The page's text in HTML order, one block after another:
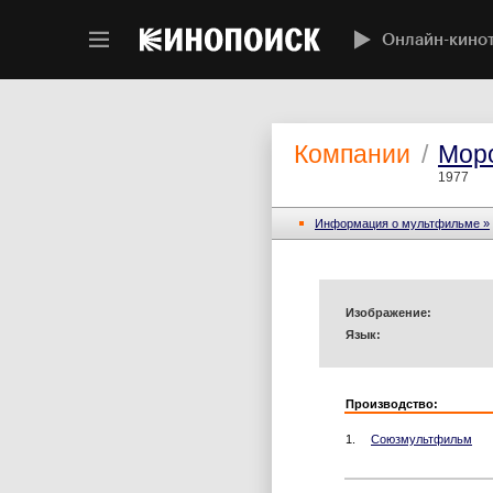
Онлайн-
Компании /
1977
Информация o мультфильме »
Изображение:
Язык:
Производство:
1. Союзмультфильм